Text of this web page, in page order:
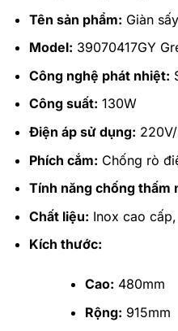
Tên sản phẩm: Giàn
Model: 39070417GY
Công nghệ phát nhiệt:
Công suất: 130W
Điện áp sử dụng:
Phích cắm: Chống rò
Tính năng chống thấm
Chất liệu: Inox cao
Kích thước:
Cao: 480mm
Rộng: 915mm